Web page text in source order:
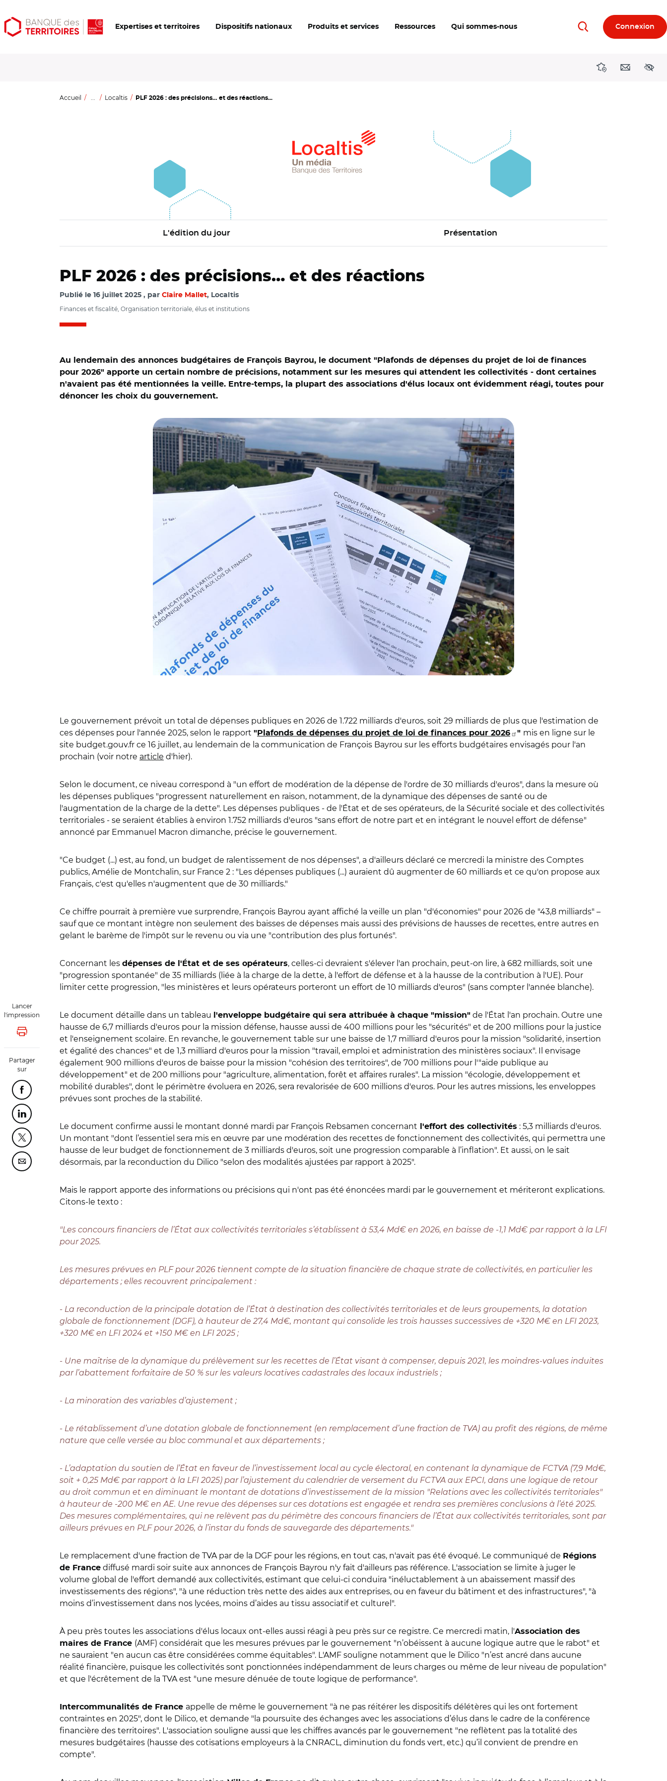
Aller
au
Aller
au
Ouvrir
les
Expertises et territoires Dispositifs nationaux Produits et services Ressources Qui sommes-nous RechercherConnexion
DirectionsContact
Accueil ... Localtis PLF 2026 : des précisions… et des réactions...
L'édition du jour Présentation
Lancer
l'impression
Lancer l'impression
Partager
sur
Partager cette page sur Facebook
Partager cette page sur Linkedin
Partager cette page sur Twitter
Partager cette page sur Courriel
PLF 2026 : des précisions… et des réactions
Publié le 16 juillet 2025 par Claire Mallet, Localtis
Finances et fiscalité, Organisation territoriale, élus et institutions
Au lendemain des annonces budgétaires de François Bayrou, le document "Plafonds de dépenses du projet de loi de finances
pour 2026" apporte un certain nombre de précisions, notamment sur les mesures qui attendent les collectivités - dont certaines
n'avaient pas été mentionnées la veille. Entre-temps, la plupart des associations d'élus locaux ont évidemment réagi, toutes pour
dénoncer les choix du gouvernement.
Le gouvernement prévoit un total de dépenses publiques en 2026 de 1.722 milliards d'euros, soit 29 milliards de plus que l'estimation de
ces dépenses pour l'année 2025, selon le rapport " Plafonds de dépenses du projet de loi de finances pour 2026 " mis en ligne sur le
site budget.gouv.fr ce 16 juillet, au lendemain de la communication de François Bayrou sur les efforts budgétaires envisagés pour l'an
prochain (voir notre article d'hier).
Selon le document, ce niveau correspond à "un effort de modération de la dépense de l'ordre de 30 milliards d'euros", dans la mesure où
les dépenses publiques "progressent naturellement en raison, notamment, de la dynamique des dépenses de santé ou de
l'augmentation de la charge de la dette". Les dépenses publiques - de l'État et de ses opérateurs, de la Sécurité sociale et des collectivités
territoriales - se seraient établies à environ 1.752 milliards d'euros "sans effort de notre part et en intégrant le nouvel effort de défense"
annoncé par Emmanuel Macron dimanche, précise le gouvernement.
"Ce budget (...) est, au fond, un budget de ralentissement de nos dépenses", a d'ailleurs déclaré ce mercredi la ministre des Comptes
publics, Amélie de Montchalin, sur France 2 : "Les dépenses publiques (...) auraient dû augmenter de 60 milliards et ce qu'on propose aux
Français, c'est qu'elles n'augmentent que de 30 milliards."
Ce chiffre pourrait à première vue surprendre, François Bayrou ayant affiché la veille un plan "d'économies" pour 2026 de "43,8 milliards" –
sauf que ce montant intègre non seulement des baisses de dépenses mais aussi des prévisions de hausses de recettes, entre autres en
gelant le barème de l'impôt sur le revenu ou via une "contribution des plus fortunés".
Concernant les dépenses de l'État et de ses opérateurs, celles-ci devraient s'élever l'an prochain, peut-on lire, à 682 milliards, soit une
"progression spontanée" de 35 milliards (liée à la charge de la dette, à l'effort de défense et à la hausse de la contribution à l'UE). Pour
limiter cette progression, " les ministères et leurs opérateurs porteront un effort de 10 milliards d'euros" (sans compter l'année blanche).
Le document détaille dans un tableau l'enveloppe budgétaire qui sera attribuée à chaque "mission" de l'État l'an prochain. Outre une
hausse de 6,7 milliards d'euros pour la mission défense, hausse aussi de 400 millions pour les "sécurités" et de 200 millions pour la justice
et l'enseignement scolaire. En revanche, le gouvernement table sur une baisse de 1,7 milliard d'euros pour la mission "solidarité, insertion
et égalité des chances" et de 1,3 milliard d'euros pour la mission "travail, emploi et administration des ministères sociaux". Il envisage
également 900 millions d'euros de baisse pour la mission "cohésion des territoires", de 700 millions pour l'"aide publique au
développement" et de 200 millions pour "agriculture, alimentation, forêt et affaires rurales". La mission "écologie, développement et
mobilité durables", dont le périmètre évoluera en 2026, sera revalorisée de 600 millions d'euros. Pour les autres missions, les enveloppes
prévues sont proches de la stabilité.
Le document confirme aussi le montant donné mardi par François Rebsamen concernant l'effort des collectivités : 5,3 milliards d'euros.
Un montant "dont l’essentiel sera mis en œuvre par une modération des recettes de fonctionnement des collectivités, qui permettra une
hausse de leur budget de fonctionnement de 3 milliards d'euros, soit une progression comparable à l’inflation". Et aussi, on le sait
désormais, par la reconduction du Dilico "selon des modalités ajustées par rapport à 2025".
Mais le rapport apporte des informations ou précisions qui n'ont pas été énoncées mardi par le gouvernement et mériteront explications.
Citons-le texto :
"Les concours financiers de l’État aux collectivités territoriales s’établissent à 53,4 Md€ en 2026, en baisse de -1,1 Md€ par rapport à la LFI
pour 2025.
Les mesures prévues en PLF pour 2026 tiennent compte de la situation financière de chaque strate de collectivités, en particulier les
départements ; elles recouvrent principalement :
- La reconduction de la principale dotation de l’État à destination des collectivités territoriales et de leurs groupements, la dotation
globale de fonctionnement (DGF), à hauteur de 27,4 Md€, montant qui consolide les trois hausses successives de +320 M€ en LFI 2023,
+320 M€ en LFI 2024 et +150 M€ en LFI 2025 ;
- Une maîtrise de la dynamique du prélèvement sur les recettes de l’État visant à compenser, depuis 2021, les moindres-values induites
par l’abattement forfaitaire de 50 % sur les valeurs locatives cadastrales des locaux industriels ;
- La minoration des variables d’ajustement ;
- Le rétablissement d’une dotation globale de fonctionnement (en remplacement d’une fraction de TVA) au profit des régions, de même
nature que celle versée au bloc communal et aux départements ;
- L’adaptation du soutien de l’État en faveur de l’investissement local au cycle électoral, en contenant la dynamique de FCTVA (7,9 Md€,
soit + 0,25 Md€ par rapport à la LFI 2025) par l’ajustement du calendrier de versement du FCTVA aux EPCI, dans une logique de retour
au droit commun et en diminuant le montant de dotations d’investissement de la mission "Relations avec les collectivités territoriales"
à hauteur de -200 M€ en AE. Une revue des dépenses sur ces dotations est engagée et rendra ses premières conclusions à l’été 2025.
Des mesures complémentaires, qui ne relèvent pas du périmètre des concours financiers de l’État aux collectivités territoriales, sont par
ailleurs prévues en PLF pour 2026, à l’instar du fonds de sauvegarde des départements."
Le remplacement d'une fraction de TVA par de la DGF pour les régions, en tout cas, n'avait pas été évoqué. Le communiqué de Régions
de France diffusé mardi soir suite aux annonces de François Bayrou n'y fait d'ailleurs pas référence. L'association se limite à juger le
volume global de l'effort demandé aux collectivités, estimant que celui-ci conduira "inéluctablement à un abaissement massif des
investissements des régions", "à une réduction très nette des aides aux entreprises, ou en faveur du bâtiment et des infrastructures", "à
moins d’investissement dans nos lycées, moins d’aides au tissu associatif et culturel".
À peu près toutes les associations d'élus locaux ont-elles aussi réagi à peu près sur ce registre. Ce mercredi matin, l'Association des
maires de France (AMF) considérait que les mesures prévues par le gouvernement "n’obéissent à aucune logique autre que le rabot" et
ne sauraient "en aucun cas être considérées comme équitables". L'AMF souligne notamment que le Dilico "n’est ancré dans aucune
réalité financière, puisque les collectivités sont ponctionnées indépendamment de leurs charges ou même de leur niveau de population"
et que l'écrêtement de la TVA est "une mesure dénuée de toute logique de performance".
Intercommunalités de France appelle de même le gouvernement "à ne pas réitérer les dispositifs délétères qui les ont fortement
contraintes en 2025", dont le Dilico, et demande "la poursuite des échanges avec les associations d’élus dans le cadre de la conférence
financière des territoires". L'association souligne aussi que les chiffres avancés par le gouvernement "ne reflètent pas la totalité des
mesures budgétaires (hausse des cotisations employeurs à la CNRACL, diminution du fonds vert, etc.) qu’il convient de prendre en
compte".